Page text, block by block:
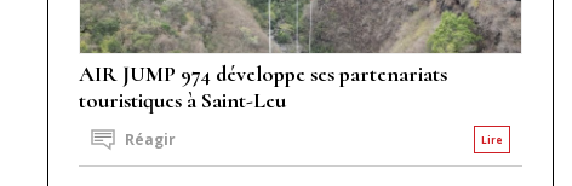
AIR JUMP 974 développe ses partenariats
touristiques à Saint-Leu
Lire
Réagir